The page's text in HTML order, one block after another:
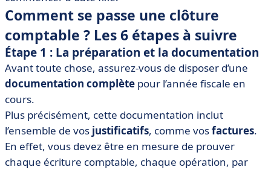
Comment se passe une clôture
comptable ? Les 6 étapes à suivre
Étape 1 : La préparation et la documentation
Avant toute chose, assurez-vous de disposer d’une
documentation complète pour l’année fiscale en
cours.
Plus précisément, cette documentation inclut
l’ensemble de vos justificatifs, comme vosfactures.
En effet, vous devez être en mesure de prouver
chaque écriture comptable, chaque opération, par